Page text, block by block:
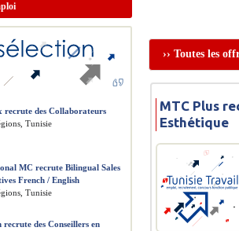
›› Toutes les
MTC Plus
Esthétique
recrute des Collaborateurs
Tunisie
MC recrute Bilingual Sales
French / English
Tunisie
recrute des Conseillers en